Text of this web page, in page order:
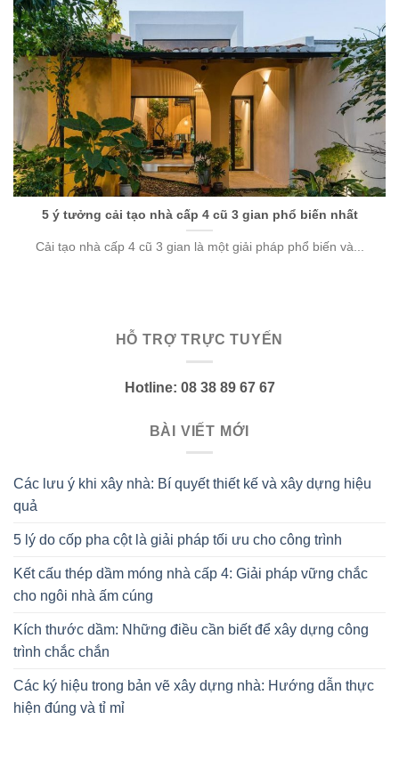
5 ý tưởng cải tạo nhà cấp 4 cũ 3 gian phổ biến nhất
Cải tạo nhà cấp 4 cũ 3 gian là một giải pháp phổ biến và...
HỖ TRỢ TRỰC TUYẾN
Hotline: 08 38 89 67 67
BÀI VIẾT MỚI
Các lưu ý khi xây nhà: Bí quyết thiết kế và xây dựng hiệu
quả
5 lý do cốp pha cột là giải pháp tối ưu cho công trình
Kết cấu thép dầm móng nhà cấp 4: Giải pháp vững chắc
cho ngôi nhà ấm cúng
Kích thước dầm: Những điều cần biết để xây dựng công
trình chắc chắn
Các ký hiệu trong bản vẽ xây dựng nhà: Hướng dẫn thực
hiện đúng và tỉ mỉ